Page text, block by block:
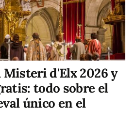
Misteri d'Elx 2026 y
todo sobre el
único en el